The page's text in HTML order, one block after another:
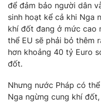
Photo
Video
VTV Money
VTV Sức khoẻ
để đảm bảo người dân
sinh hoạt kể cả khi Nga
khí đốt đang ở mức cao
thể EU sẽ phải bỏ thêm
hơn khoảng 40 tỷ Euro
đốt.
Nhưng nước Pháp có
Nga ngừng cung khí